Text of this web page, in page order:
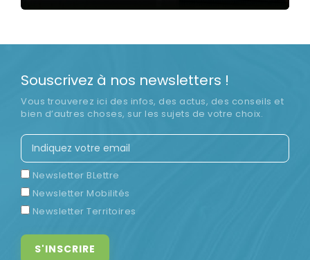
Souscrivez à nos newsletters !
Vous trouverez ici des infos, des actus, des conseils et
bien d’autres choses, sur les sujets de votre choix.
Newsletter BLettre
Newsletter Mobilités
Newsletter Territoires